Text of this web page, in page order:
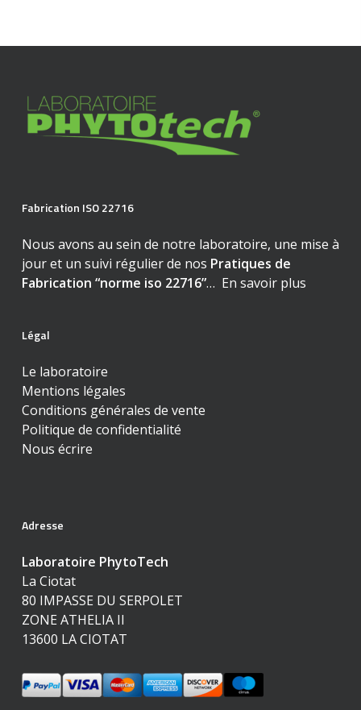
Fabrication ISO 22716
Nous avons au sein de notre laboratoire, une mise à
jour et un suivi régulier de nos Pratiques de
Fabrication “norme iso 22716”… En savoir plus
Légal
Le laboratoire
Mentions légales
Conditions générales de vente
Politique de confidentialité
Nous écrire
Adresse
Laboratoire PhytoTech
La Ciotat
80 IMPASSE DU SERPOLET
ZONE ATHELIA II
13600 LA CIOTAT